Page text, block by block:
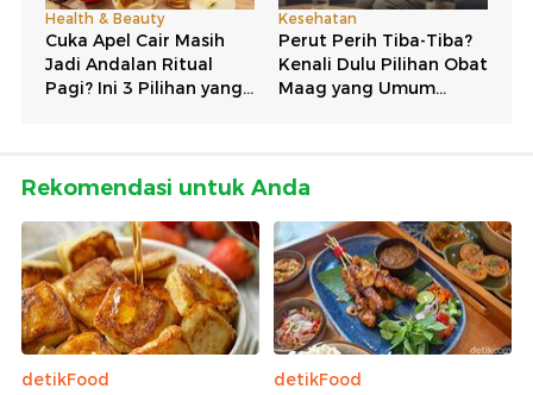
Rekomendasi untuk Anda
detikFood
detikFood